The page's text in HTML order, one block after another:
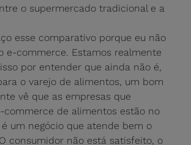
o supermercado tradicional e a
esse comparativo porque eu não
e-commerce. Estamos realmente
por entender que ainda não é,
o varejo de alimentos, um bom
vê que as empresas que
commerce de alimentos estão no
é um negócio que atende bem o
consumidor não está satisfeito, o